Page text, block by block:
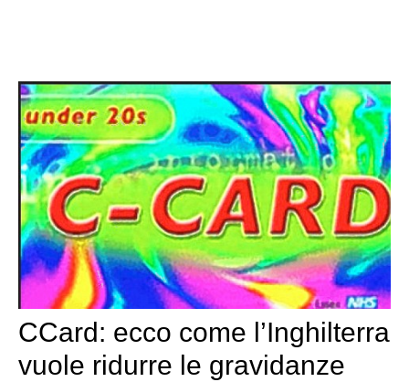
CCard: ecco come l’Inghilterra
vuole ridurre le gravidanze